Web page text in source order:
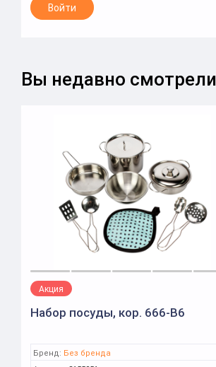
Войти
Вы недавно смотрели
Акция
Набор посуды, кор. 666-B6
Бренд: Без бренда